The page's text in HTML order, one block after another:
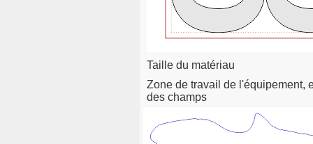
Taille du matériau
Zone de travail de l'équipement,
des champs